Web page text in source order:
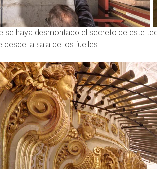
se haya desmontado el secreto de este
desde la sala de los fuelles.